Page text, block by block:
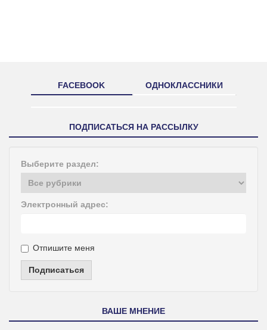
FACEBOOK ОДНОКЛАССНИКИ
ПОДПИСАТЬСЯ НА РАССЫЛКУ
Выберите раздел:
Электронный адрес:
Отпишите меня
Подписаться
ВАШЕ МНЕНИЕ